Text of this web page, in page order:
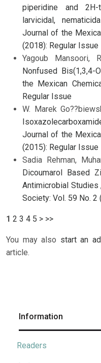
piperidine and
larvicidal,
Journal of the
(2018): Regular Issue
Yagoub Mansoori,
Nonfused Bis(1,3,4-
the Mexican
Regular Issue
W. Marek
Journal of the
(2015): Regular Issue
Sadia Rehman,
Dicoumarol Based
Antimicrobial Studies
Society: Vol. 59 No. 2
1 2 3 4 5 > >>
You may also start an
article.
Information
Readers